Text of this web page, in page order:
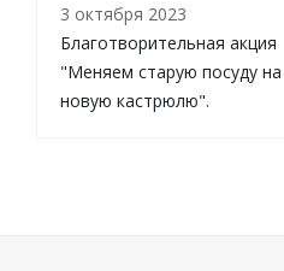
3 октября 2023
Благотворительная акция
"Меняем старую посуду на
новую кастрюлю".